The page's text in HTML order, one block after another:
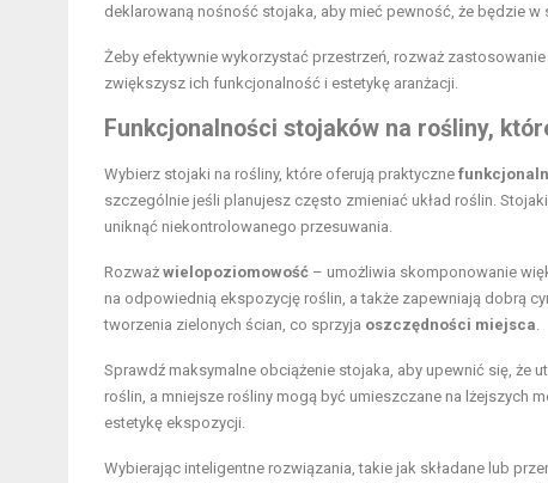
deklarowaną nośność stojaka, aby mieć pewność, że będzie w
Żeby efektywnie wykorzystać przestrzeń, rozważ
zwiększysz ich funkcjonalność i estetykę aranżacji.
Funkcjonalności stojaków na rośliny,
Wybierz stojaki na rośliny, które oferują praktyczne
szczególnie jeśli planujesz często zmieniać układ roślin.
uniknąć niekontrolowanego przesuwania.
Rozważ wielopoziomowość – umożliwia skomponowanie
na odpowiednią ekspozycję roślin, a także zapewniają dobrą
tworzenia zielonych ścian, co sprzyja oszczędności miejsca
Sprawdź maksymalne obciążenie stojaka, aby upewnić się, że
roślin, a mniejsze rośliny mogą być umieszczane na lżejszych
estetykę ekspozycji.
Wybierając inteligentne rozwiązania, takie jak składane lub